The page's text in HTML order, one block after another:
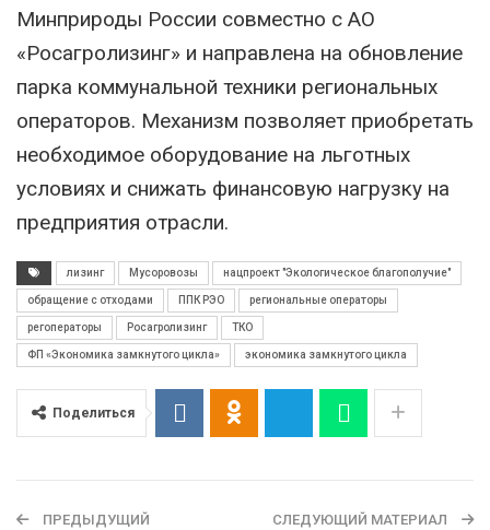
Минприроды России совместно с АО
«Росагролизинг» и направлена на обновление
парка коммунальной техники региональных
операторов. Механизм позволяет приобретать
необходимое оборудование на льготных
условиях и снижать финансовую нагрузку на
предприятия отрасли.
лизинг Мусоровозы нацпроект "Экологическое благополучие"
обращение с отходами ППК РЭО региональные операторы
регоператоры Росагролизинг ТКО
ФП «Экономика замкнутого цикла» экономика замкнутого цикла
Поделиться
ПРЕДЫДУЩИЙ
СЛЕДУЮЩИЙ МАТЕРИАЛ